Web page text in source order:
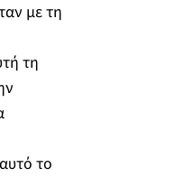
με τη
τη
το